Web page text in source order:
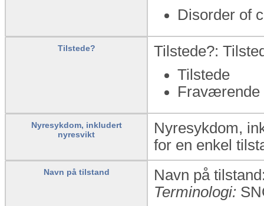
Disorder of
Tilstede?
Tilstede?:
Tilstede
Fraværende
Nyresykdom, inkludert
nyresvikt
Nyresykdom,
for en enkel
Navn på tilstand
Navn på
Terminologi: